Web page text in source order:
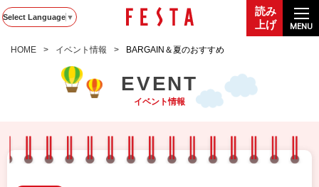
読み
上げ
Select Language ▼
MENU
HOME イベント情報 BARGAIN＆夏のおすすめ
EVENT
イベント情報